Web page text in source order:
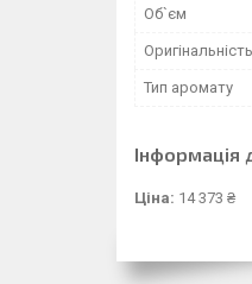
Об`єм
Оригінальність
Тип аромату
Інформація
Ціна: 14 373 ₴